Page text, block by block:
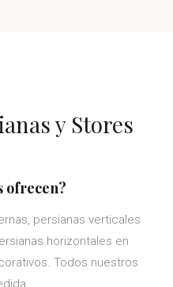
y Stores
ofrecen?
persianas verticales
horizontales en
Todos nuestros